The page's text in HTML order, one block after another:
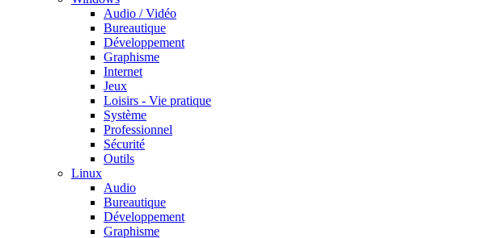
Audio / Vidéo
Bureautique
Développement
Graphisme
Internet
Jeux
Loisirs - Vie pratique
Système
Professionnel
Sécurité
Outils
Linux
Audio
Bureautique
Développement
Graphisme